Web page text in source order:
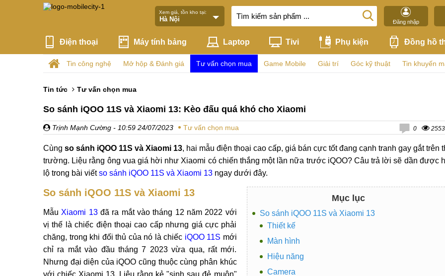
Xem giá, tồn kho tại:
Đăng nhập
Điện thoại Máy tính bảng Laptop Tivi Phụ kiện Đồng hồ
Tin công nghệ Mở hộp & Đánh giá Tư vấn chọn mua Game Mobile Giải trí Góc kỹ thuật Tin khuyến
Tin tức Tư vấn chọn mua
So sánh iQOO 11S và Xiaomi 13: Kèo đấu quá khó cho Xiaomi
Trịnh Mạnh Cường - 10:59 24/07/2023 Tư vấn chọn mua 0 2553
Cùng so sánh iQOO 11S và Xiaomi 13, hai mẫu điện thoại cao cấp, giá bán cực tốt đang cạnh tranh gay gắt trên
trường. Liệu rằng ông vua giá hời như Xiaomi có chiến thắng một lần nữa trước iQOO? Câu trả lời sẽ dần được
lộ trong bài viếtso sánh iQOO 11S và Xiaomi 13 ngay dưới đây.
Mục lục
So sánh iQOO 11S và Xiaomi 13
Thiết kế
Màn hình
Hiệu năng
Camera
So sánh iQOO 11S và Xiaomi 13
Mẫu Xiaomi 13đã ra mắt vào tháng 12 năm 2022 với
vị thế là chiếc điện thoại cao cấp nhưng giá cực phải
chăng, trong khi đối thủ của nó là chiếc iQOO 11S mới
chỉ ra mắt vào đầu tháng 7 2023 vừa qua, rất mới.
Nhưng đại diện của iQOO cũng thuộc cùng phân khúc
với chiếc Xiaomi 13. Liệu rằng kẻ "sinh sau đẻ muộn"